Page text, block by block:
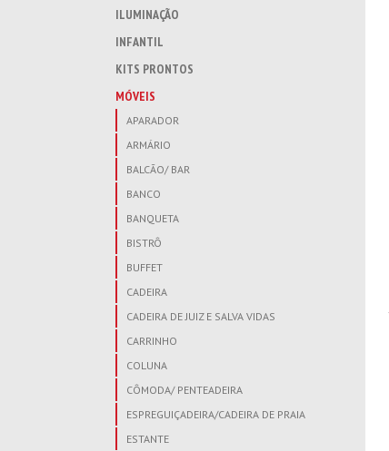
ILUMINAÇÃO
INFANTIL
KITS PRONTOS
MÓVEIS
APARADOR
ARMÁRIO
BALCÃO/ BAR
BANCO
BANQUETA
BISTRÔ
BUFFET
CADEIRA
CADEIRA DE JUIZ E SALVA VIDAS
CARRINHO
COLUNA
CÔMODA/ PENTEADEIRA
ESPREGUIÇADEIRA/CADEIRA DE PRAIA
ESTANTE